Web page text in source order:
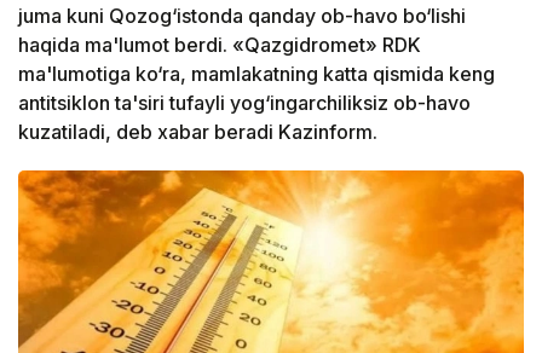
juma kuni Qozog‘istonda qanday ob-havo bo‘lishi
haqida ma'lumot berdi. «Qazgidromet» RDK
ma'lumotiga ko‘ra, mamlakatning katta qismida keng
antitsiklon ta'siri tufayli yog‘ingarchiliksiz ob-havo
kuzatiladi, deb xabar beradi Kazinform.